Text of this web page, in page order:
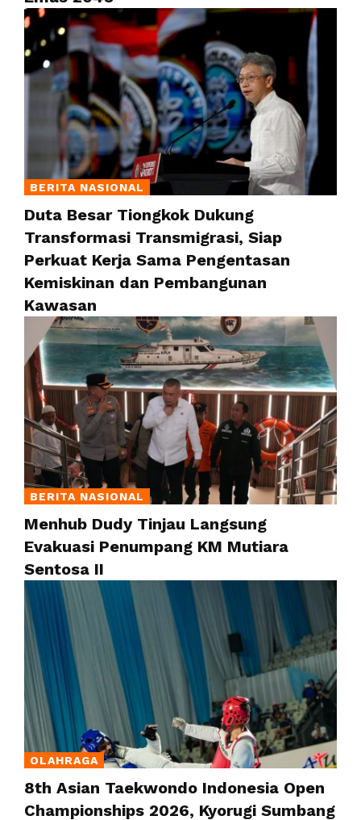
BERITA NASIONAL
Duta Besar Tiongkok Dukung
Transformasi Transmigrasi, Siap
Perkuat Kerja Sama Pengentasan
Kemiskinan dan Pembangunan
Kawasan
BERITA NASIONAL
Menhub Dudy Tinjau Langsung
Evakuasi Penumpang KM Mutiara
Sentosa II
OLAHRAGA
8th Asian Taekwondo Indonesia Open
Championships 2026, Kyorugi Sumbang